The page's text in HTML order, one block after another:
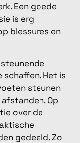
Een goede
is erg
blessures en
steunende
schaffen. Het is
steunen
Op
over de
gedeeld. Zo